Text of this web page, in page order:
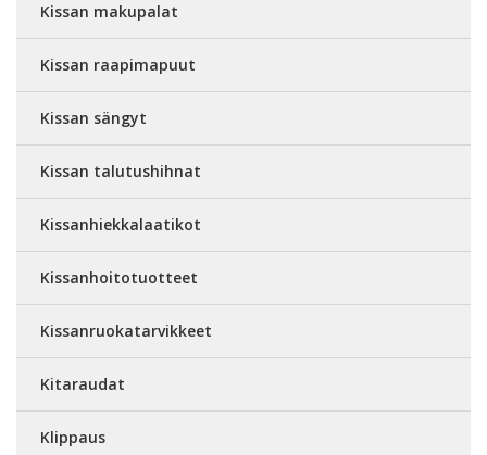
Kissan makupalat
Kissan raapimapuut
Kissan sängyt
Kissan talutushihnat
Kissanhiekkalaatikot
Kissanhoitotuotteet
Kissanruokatarvikkeet
Kitaraudat
Klippaus